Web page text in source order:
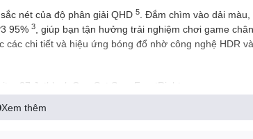
nét của độ phân giải QHD 5
. Đắm chìm vào dải màu,
95% 3
, giúp bạn tận hưởng trải nghiệm chơi game
chi tiết và hiệu ứng bóng đổ nhờ công nghệ HDR
GAME CỦA BẠN
Xem thêm